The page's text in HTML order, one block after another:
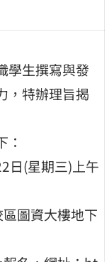
學生撰寫與發
，特辦理旨揭
日(星期三)上午
圖資大樓地下